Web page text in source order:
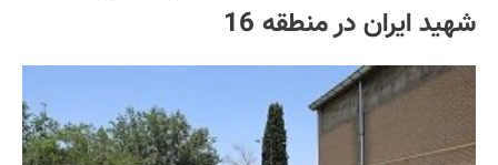
شهید ایران در منطقه 16